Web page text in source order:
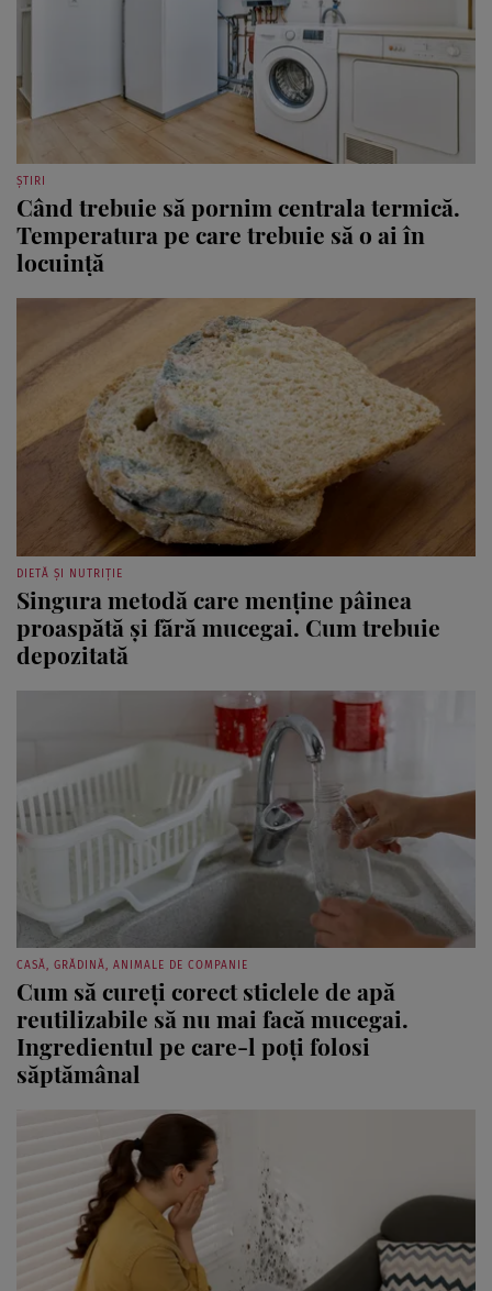
Când trebuie să pornim centrala termică.
Temperatura pe care trebuie să o ai în
locuință
Singura metodă care menține pâinea
proaspătă și fără mucegai. Cum trebuie
depozitată
Cum să cureți corect sticlele de apă
reutilizabile să nu mai facă mucegai.
Ingredientul pe care-l poți folosi
săptămânal